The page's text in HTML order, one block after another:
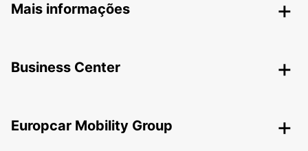
Mais informações
Business Center
Europcar Mobility Group